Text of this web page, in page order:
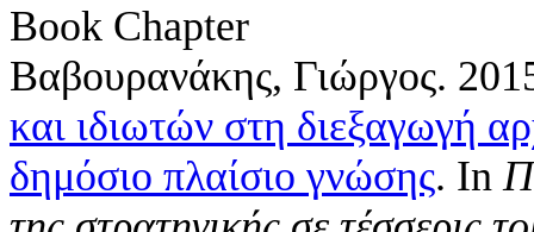
Book Chapter
Βαβουρανάκης, Γιώργος.
και ιδιωτών στη διεξαγωγή
δημόσιο πλαίσιο γνώσης. In